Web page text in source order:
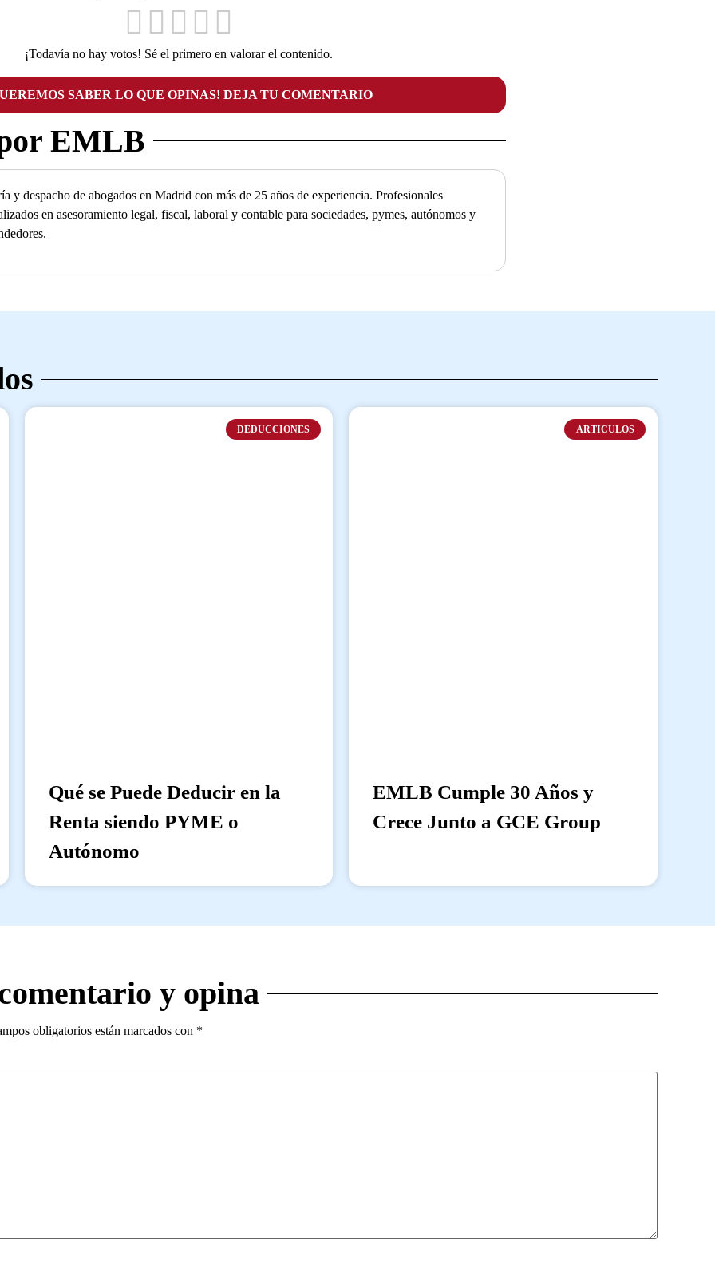
¡Todavía no hay votos! Sé el primero en valorar el contenido.
SABER LO QUE OPINAS! DEJA TU COMENTARIO
EMLB
y despacho de abogados en Madrid con más de 25 años de experiencia. Profesionales
en asesoramiento legal, fiscal, laboral y contable para sociedades, pymes, autónomos y
DEDUCCIONES
Qué se Puede Deducir en la
Renta siendo PYME o
Autónomo
ARTICULOS
EMLB Cumple 30 Años y
Crece Junto a GCE Group
y opina
obligatorios están marcados con *